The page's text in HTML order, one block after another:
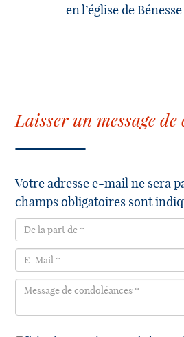
en l’église de
Laisser un message de
Votre adresse e-mail ne sera
champs obligatoires sont